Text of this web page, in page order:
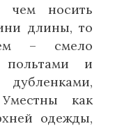
чем носить
длины, то
– смело
польтами и
как
одежды,